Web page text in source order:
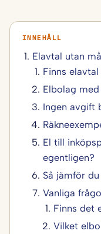
Elavtal utan
Finns
Elbolag
Ingen avgift
El till
egentligen?
Så jämför
Vanliga
Finns det
Vilket